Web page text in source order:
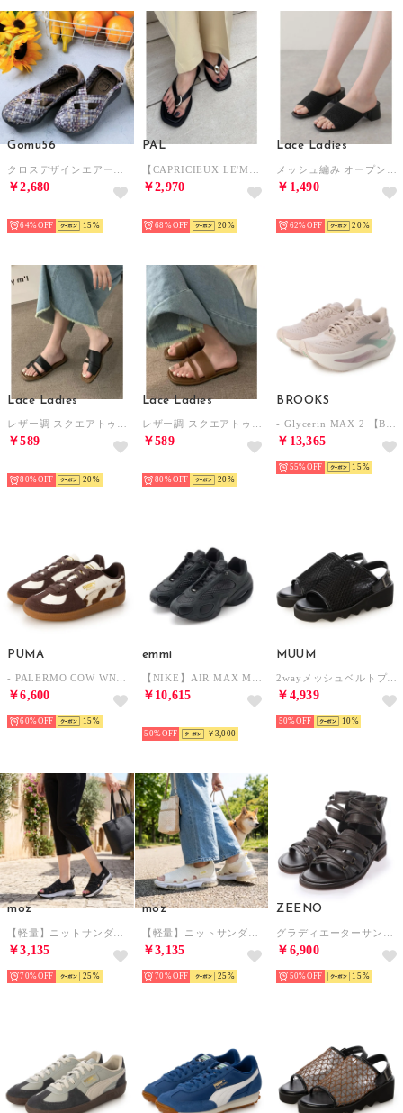
Gomu56
￥2,680
64% 15
PAL
￥2,970
68% 20
Lace Ladies
￥1,490
62% 20
Lace Ladies
￥589
80% 20
Lace Ladies
￥589
80% 20
BROOKS
￥13,365
55% 15
PUMA
￥6,600
60% 15
emmi
￥10,615
50% ￥3,000
MUUM
￥4,939
50% 10
moz
￥3,135
70% 25
moz
￥3,135
70% 25
ZEENO
￥6,900
50% 15